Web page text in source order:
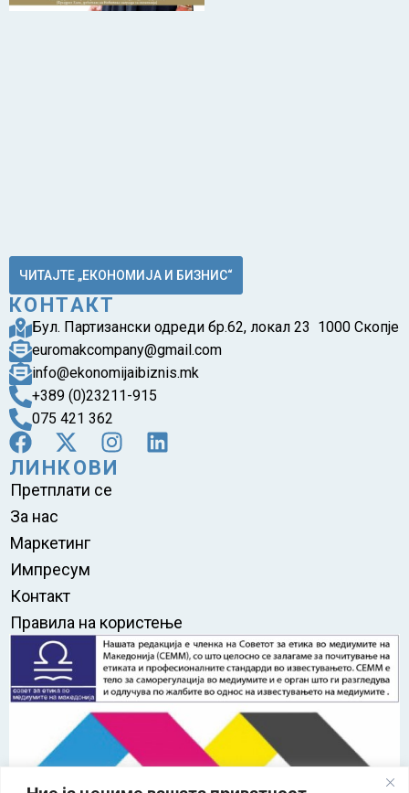
ЧИТАЈТЕ „ЕКОНОМИЈА И БИЗНИС“
КОНТАКТ
Бул. Партизански одреди бр.62, локал 23 1000 Скопје
euromakcompany@gmail.com
info@ekonomijaibiznis.mk
+389 (0)23211-915
075 421 362
ЛИНКОВИ
Претплати се
За нас
Маркетинг
Импресум
Контакт
Правила на користење